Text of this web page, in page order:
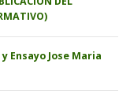
Ensayo Jose Maria